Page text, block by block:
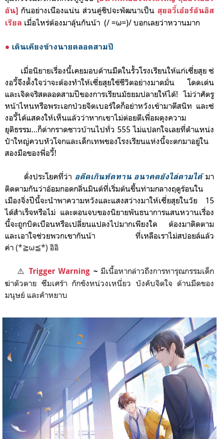
อัน] กันอย่างเนืองแน่น ส่วนคู่ชิปจะพัฒนาเป็น สุยอวี้เอ๋อร์อันอิส
เรียล เมื่อไหร่ต้องมาลุ้นกันน้า (/ =ω=)/ บอกเลยว่าหวานมาก
● เดินเคียงข้างนายตลอดสามปี
เมื่อนิยายเรื่องนี้เคยมอบด้านมืดในรั้วโรงเรียนให้แก่เซี่ยสุย ซ่
งอวี้จึงตั้งใจว่าจะต้องทำให้เซี่ยสุยใช้ชีวิตอย่างมาดมั่น โดดเด่น
และเจิดจริสตลอดสามปีของการเรียนมัธยมปลายให้ได้!ไม่ว่าศัตรู
หน้าไหนหรือพระเอกป่วยจิตเบอร์ใดก็อย่าหวังเข้ามาตีสนิท และซ่
งอวี้ได้แสดงให้เห็นแล้วว่าหากเขาไม่ต่อยตีเพื่อผดุงความ
ยุติธรรม…ก็ด่ากราดชาวบ้านไปทั่ว 555ไม่แปลกใจเลยที่ตำแหน่ง
ป๋าใหญ่ควบหัวโจกและเด็กเทพของโรงเรียนแห่งนี้จะตกมาอยู่ใน
สองมือของพี่อวี้!
ดั่งประโยคที่ว่า อดีตเกินทัดทาน อนาคตยังไล่ตามได้ มา
ติดตามกันว่าอ้อมกอดกลิ่นมินต์ที่เริ่มต้นขึ้นท่ามกลางฤดูร้อนใน
เมืองจิ่งปีนี้จะนำพาความหวังและแสงสว่างมาให้เซี่ยสุยในวัย 15
ได้สำเร็จหรือไม่ และตอนจบของนิยายพันธนาการแสนหวานเรื่อง
นี้จะถูกบิดเบือนหรือเปลี่ยนแปลงไปมากเพียงใด ต้องมาติดตาม
และเอาใจช่วยพวกเขากันน้า ที่เหลือเราไม่สปอยล์แล้ว
ค่า (*≧ω≦*) อิอิ
⚠️ Trigger Warning ~มีเนื้อหากล่าวถึงการทารุณกรรมเด็ก
ฆ่าตัวตาย ซึมเศร้า กักขังหน่วงเหนี่ยว บังคับจิตใจ ด้านมืดของ
มนุษย์ และคำหยาบ